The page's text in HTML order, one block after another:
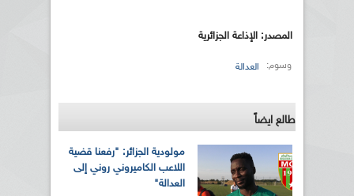
المصدر: الإذاعة الجزائرية
وسوم: العدالة
طالع ايضاً
مولودية الجزائر: "رفعنا قضية
اللاعب الكاميروني روني إلى
العدالة"